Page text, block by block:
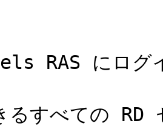
RAS にログイ
すべての RD